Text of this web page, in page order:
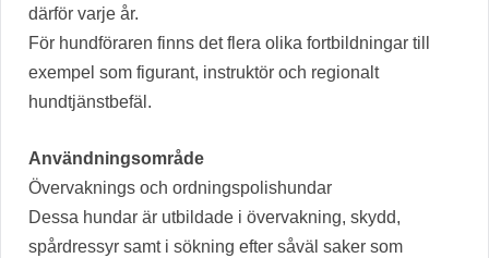
därför varje år.
För hundföraren finns det flera olika fortbildningar till
exempel som figurant, instruktör och regionalt
hundtjänstbefäl.
Användningsområde
Övervaknings och ordningspolishundar
Dessa hundar är utbildade i övervakning, skydd,
spårdressyr samt i sökning efter såväl saker som